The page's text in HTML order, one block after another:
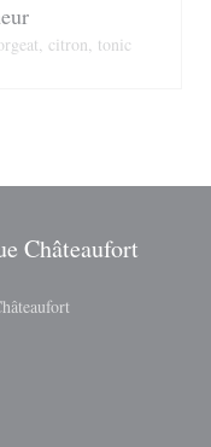
citron, tonic
Châteaufort